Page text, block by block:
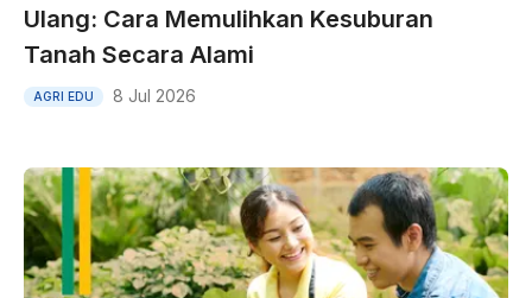
Ulang: Cara Memulihkan Kesuburan
Tanah Secara Alami
AGRI EDU 8 Jul 2026